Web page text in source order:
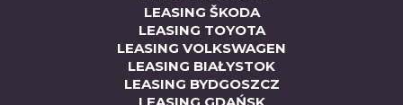
LEASING ŠKODA
LEASING TOYOTA
LEASING VOLKSWAGEN
LEASING BIAŁYSTOK
LEASING BYDGOSZCZ